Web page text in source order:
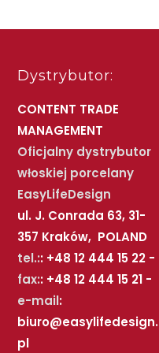
Dystrybutor:
CONTENT TRADE
MANAGEMENT
Oficjalny dystrybutor
włoskiej porcelany
EasyLifeDesign
ul. J. Conrada 63, 31-
357 Kraków, POLAND
tel.:: +48 12 444 15 22 -
fax:: +48 12 444 15 21 -
e-mail:
biuro@easylifedesign.
pl